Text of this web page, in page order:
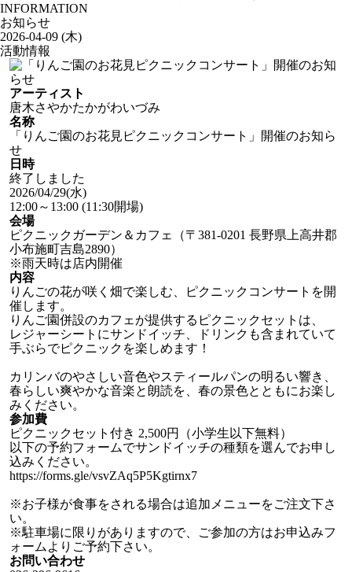
INFORMATION
お知らせ
2026-04-09 (木)
活動情報
アーティスト
唐木さやかたかがわいづみ
名称
「りんご園のお花見ピクニックコンサート」開催のお知ら
せ
日時
終了しました
2026/04/29(水)
12:00～13:00 (11:30開場)
会場
ピクニックガーデン＆カフェ（〒381-0201 長野県上高井郡
小布施町吉島2890）
※雨天時は店内開催
内容
りんごの花が咲く畑で楽しむ、ピクニックコンサートを開
催します。
りんご園併設のカフェが提供するピクニックセットは、
レジャーシートにサンドイッチ、ドリンクも含まれていて
手ぶらでピクニックを楽しめます！
カリンバのやさしい音色やスティールパンの明るい響き、
春らしい爽やかな音楽と朗読を、春の景色とともにお楽し
みください。
参加費
ピクニックセット付き 2,500円（小学生以下無料）
以下の予約フォームでサンドイッチの種類を選んでお申し
込みください。
https://forms.gle/vsvZAq5P5Kgtirnx7
※お子様が食事をされる場合は追加メニューをご注文下さ
い。
※駐車場に限りがありますので、ご参加の方はお申込みフ
ォームよりご予約下さい。
お問い合わせ